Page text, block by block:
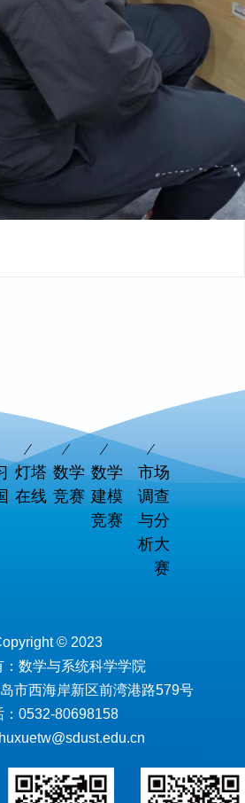
灯塔
在线
数学
竞赛
数学
建模
竞赛
市场
调查
与分
析大
赛
© 2023
：数学与系统科学学院
市西海岸新区前湾港路579号
：0532-80698158